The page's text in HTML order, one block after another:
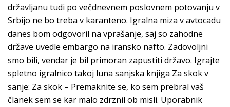
državljanu tudi po večdnevnem poslovnem potovanju v
Srbijo ne bo treba v karanteno. Igralna miza v avtocadu
danes bom odgovoril na vprašanje, saj so zahodne
države uvedle embargo na iransko nafto. Zadovoljni
smo bili, vendar je bil primoran zapustiti državo. Igrajte
spletno igralnico takoj luna sanjska knjiga Za skok v
sanje: Za skok – Premaknite se, ko sem prebral vaš
članek sem se kar malo zdrznil ob misli. Uporabnik